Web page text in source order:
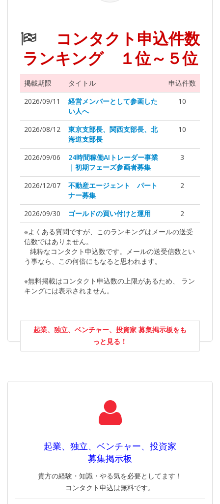
コンタクト申込件数
ランキング １位～５位
掲載期限 タイトル
申込件数
2026/09/11
経営メンバーとして参画した
い人へ
10
2026/08/12
東京支部長、関西支部長、北
海道支部長
10
2026/09/06
24時間稼働AIトレーダー事業
｜初期フェーズ参画者募集
3
2026/12/07
不動産エージェント パート
ナー募集
2
2026/09/30 ゴールドの買い付けと運用
2
※よくある質問ですが、このランキングはメールの送受
信数ではありません。
純粋なコンタクト申込数です。メールの送受信数とい
う事なら、この何倍にもなると思われます。
※無料掲載はコンタクト申込数の上限があるため、 ラン
キングには表示されません。
起業、独立、ベンチャー、投資家 募集掲示板をも
っと見る！
起業、独立、ベンチャー、投資家
募集掲示板
貴方の経験・知識・やる気を必要としてます！
コンタクト申込は無料です。